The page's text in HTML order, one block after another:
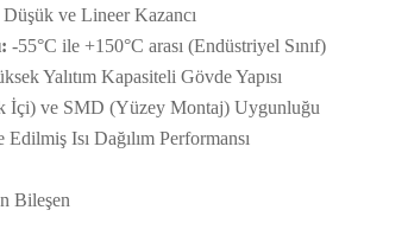
Düşük ve Lineer Kazancı
-55°C ile +150°C arası (Endüstriyel Sınıf)
Yalıtım Kapasiteli Gövde Yapısı
İçi) ve SMD (Yüzey Montaj) Uygunluğu
Isı Dağılım Performansı
Bileşen